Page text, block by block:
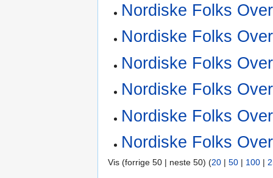
Nordiske Folks
Nordiske Folks
Nordiske Folks
Nordiske Folks
Nordiske Folks
Nordiske Folks
Vis (forrige 50 | neste 50) (20 | 50 | 100 |